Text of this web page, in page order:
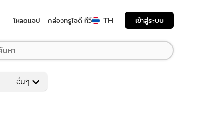
โหลดแอป กล่องทรูไอดี ทีวี TH เข้าสู่ระบบ
อื่นๆ